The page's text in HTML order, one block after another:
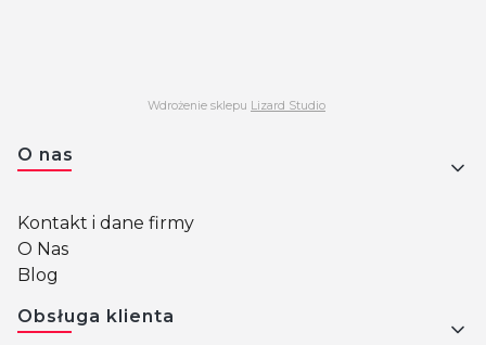
Wdrożenie sklepu Lizard Studio
Linki w stopce
O nas
Kontakt i dane firmy
O Nas
Blog
Obsługa klienta